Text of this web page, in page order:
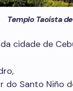
Templo Taoísta
cidade de
do Santo Niño